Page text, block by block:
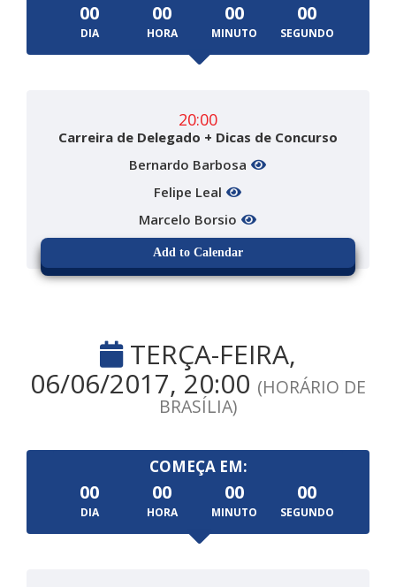
00
DIA
00
HORA
00
MINUTO
00
SEGUNDO
20:00
Carreira de Delegado + Dicas de Concurso
Bernardo Barbosa
Felipe Leal
Marcelo Borsio
Add to Calendar
TERÇA-FEIRA,
06/06/2017, 20:00 (HORÁRIO DE
BRASÍLIA)
COMEÇA EM:
00
DIA
00
HORA
00
MINUTO
00
SEGUNDO